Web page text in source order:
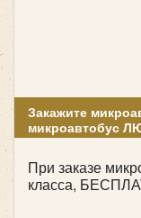
Закажите
микроавтобус
При заказе
класса,